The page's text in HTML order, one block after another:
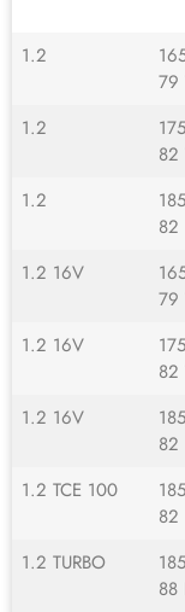
1.2
79
1.2
82
1.2
82
1.2 16V
79
1.2 16V
82
1.2 16V
82
1.2 TCE 100
82
1.2 TURBO
88